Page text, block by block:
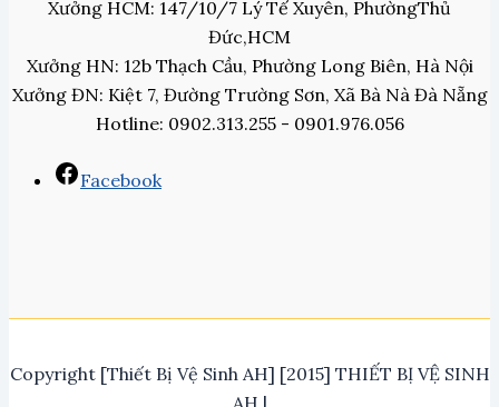
Xưởng HCM: 147/10/7 Lý Tế Xuyên, PhườngThủ
Đức,HCM
Xưởng HN: 12b Thạch Cầu, Phường Long Biên, Hà Nội
Xưởng ĐN: Kiệt 7, Đường Trường Sơn, Xã Bà Nà Đà Nẵng
Hotline: 0902.313.255 - 0901.976.056
Facebook
Copyright [Thiết Bị Vệ Sinh AH] [2015] THIẾT BỊ VỆ SINH
AH |